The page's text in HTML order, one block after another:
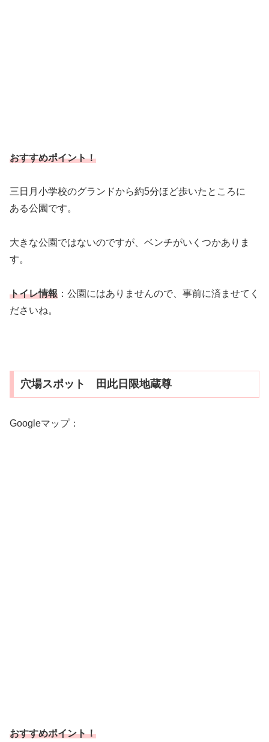
おすすめポイント！
三日月小学校のグランドから約5分ほど歩いたところに
ある公園です。
大きな公園ではないのですが、ベンチがいくつかありま
す。
トイレ情報 ：公園にはありませんので、事前に済ませてく
ださいね。
穴場スポット 田此日限地蔵尊
Googleマップ：
おすすめポイント！